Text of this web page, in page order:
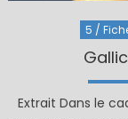
5 /
Extrait Dans le